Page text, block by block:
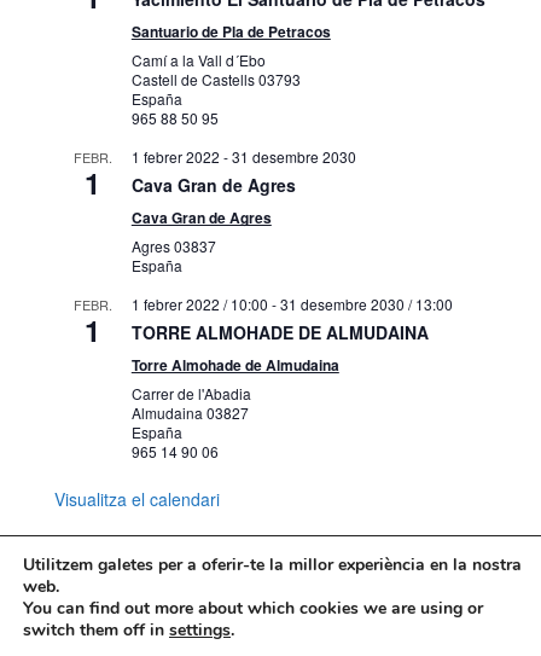
Santuario de Pla de Petracos
Camí a la Vall d´Ebo
Castell de Castells03793
España
965 88 50 95
FEBR.
1
1 febrer 2022 -31 desembre 2030
Cava Gran de Agres
Cava Gran de Agres
Agres03837
España
FEBR.
1
1 febrer 2022 / 10:00 -31 desembre 2030 / 13:00
TORRE ALMOHADE DE ALMUDAINA
Torre Almohade de Almudaina
Carrer de l'Abadia
Almudaina 03827
España
965 14 90 06
Visualitza el calendari
Mapa web
Política de Privacidad
Politica de cookies
Utilitzem galetes per a oferir-te la millor experiència en la nostra
web.
You can find out more about which cookies we are using or
switch them off in settings.